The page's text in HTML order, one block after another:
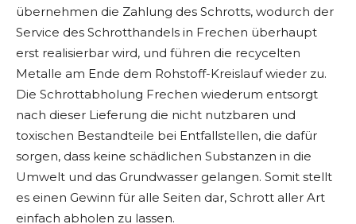
übernehmen die Zahlung des Schrotts, wodurch der
Service des Schrotthandels in Frechen überhaupt
erst realisierbar wird, und führen die recycelten
Metalle am Ende dem Rohstoff-Kreislauf wieder zu.
Die Schrottabholung Frechen wiederum entsorgt
nach dieser Lieferung die nicht nutzbaren und
toxischen Bestandteile bei Entfallstellen, die dafür
sorgen, dass keine schädlichen Substanzen in die
Umwelt und das Grundwasser gelangen. Somit stellt
es einen Gewinn für alle Seiten dar, Schrott aller Art
einfach abholen zu lassen.